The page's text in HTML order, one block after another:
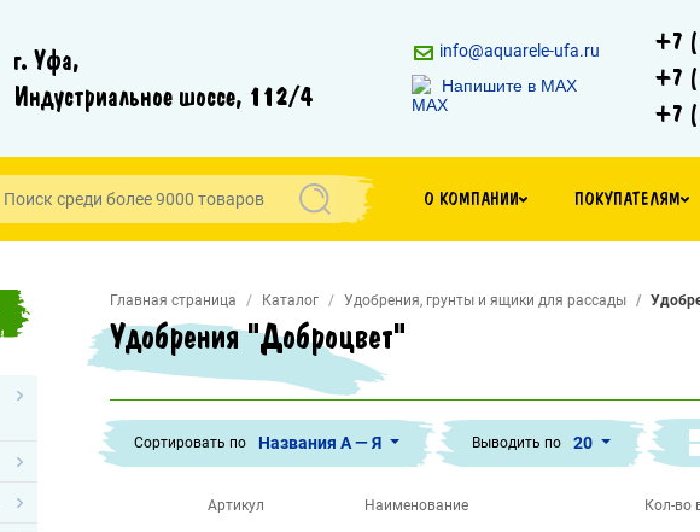
г. Уфа,
Индустриальное шоссе, 112/4
info@aquarele-ufa.ru
Напишите в MAX
+7
+7
+7
О КОМПАНИИ ПОКУПАТЕЛЯМ
Главная страница Каталог Удобрения, грунты и ящики для рассады
Удобрения "Доброцвет"
Cортировать по Названия А — Я Выводить по 20
Артикул Наименование Кол-во